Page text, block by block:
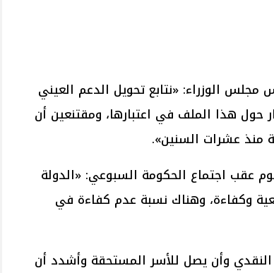
الوزراء: «نتابع تحويل الدعم العيني
حول هذا الملف في اعتبارها، ومقتنعين أن
منذ عشرات السنين».
عقب اجتماع الحكومة السبوعي: «الدولة
وكفاءة، وهناك نسبة عدم كفاءة في
وأن يصل للأسر المستحقة وأشدد أن